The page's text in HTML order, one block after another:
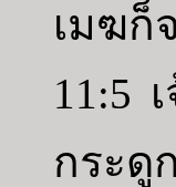
เมฆก็
11:5
กระดู